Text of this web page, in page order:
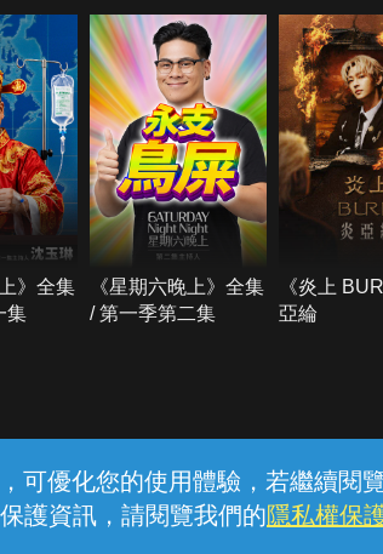
可優化您的使用體驗，若繼續閱
護資訊，請閱覽我們的隱私權保
》全集
集
《星期六晚上》全集
/ 第一季第二集
《炎上
亞綸
線上客服 服務條款
中華電信股份有限公司個人家庭分公司 (統一編